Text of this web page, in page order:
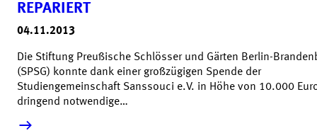
REPARIERT
04.11.2013
Die Stiftung Preußische Schlösser und Gärten Berlin-
(SPSG) konnte dank einer großzügigen Spende der
Studiengemeinschaft Sanssouci e.V. in Höhe von 10.000
dringend notwendige…
mehr lesen &raquo;